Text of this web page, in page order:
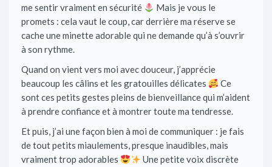
me sentir vraiment en sécurité
Mais je vous le
promets : cela vaut le coup, car derrière ma réserve se
cache une minette adorable qui ne demande qu’à s’ouvrir
à son rythme.
Quand on vient vers moi avec douceur, j’apprécie
beaucoup les câlins et les gratouilles délicates
Ce
sont ces petits gestes pleins de bienveillance qui m’aident
à prendre confiance et à montrer toute ma tendresse.
Et puis, j’ai une façon bien à moi de communiquer : je fais
de tout petits miaulements, presque inaudibles, mais
vraiment trop adorables
Une petite voix discrète